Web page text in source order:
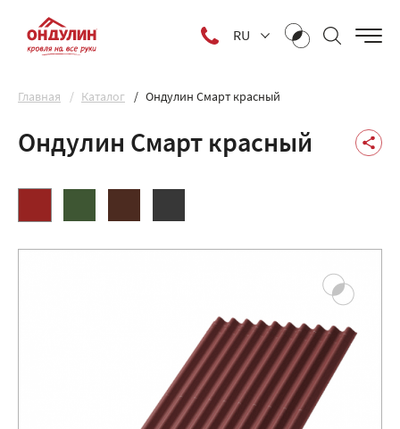
RU
Главная Каталог Ондулин Смарт красный
Ондулин Смарт красный